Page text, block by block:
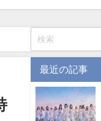
最近の記事